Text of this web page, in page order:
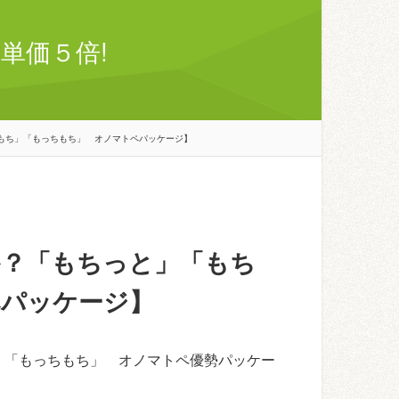
価５倍!
」「もっちもち」 オノマトペパッケージ】
「もちっと」「もち
ッケージ】
「もっちもち」 オノマトペ優勢パッケー